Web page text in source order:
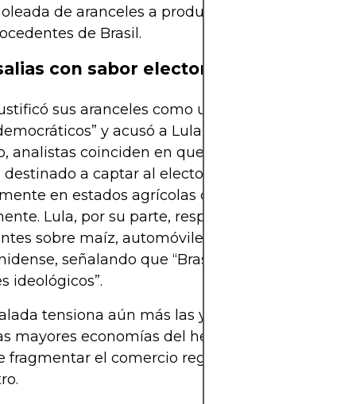
de aranceles a productos clave como
de Brasil.
con sabor electoral
sus aranceles como una medida para
y acusó a Lula de “persecución
analistas coinciden en que se trata de un
a captar al electorado conservador,
en estados agrícolas donde Brasil compite
Lula, por su parte, respondió con aranceles
sobre maíz, automóviles y maquinaria
señalando que “Brasil no se arrodilla
ideológicos”.
tensiona aún más las ya frágiles relaciones
mayores economías del hemisferio occidental,
fragmentar el comercio regional y dañar las